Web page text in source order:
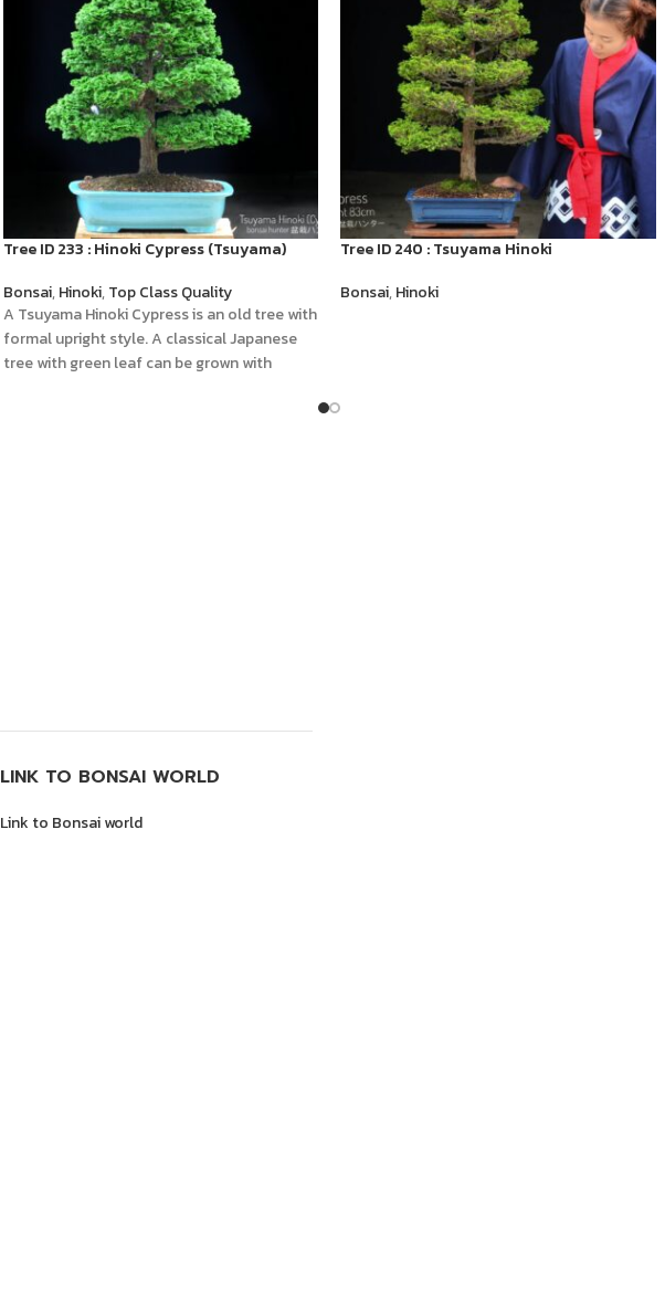
Tree ID 233 : Hinoki Cypress (Tsuyama)
Bonsai, Hinoki, Top Class Quality
A Tsuyama Hinoki Cypress is an old tree with
formal upright style. A classical Japanese
tree with green leaf can be grown with
Tree ID 240 : Tsuyama Hinoki
Bonsai,Hinoki
LINK TO BONSAI WORLD
Link to Bonsai world